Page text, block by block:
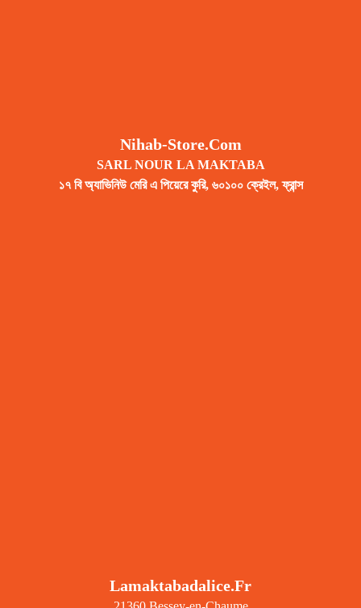
Nihab-Store.com
SARL NOUR LA MAKTABA
১৭ বি অ্যাভিনিউ মেরি এ পিয়েরে কুরি, ৬০১০০ ক্রেইল, ফ্রান্স
Lamaktabadalice.fr